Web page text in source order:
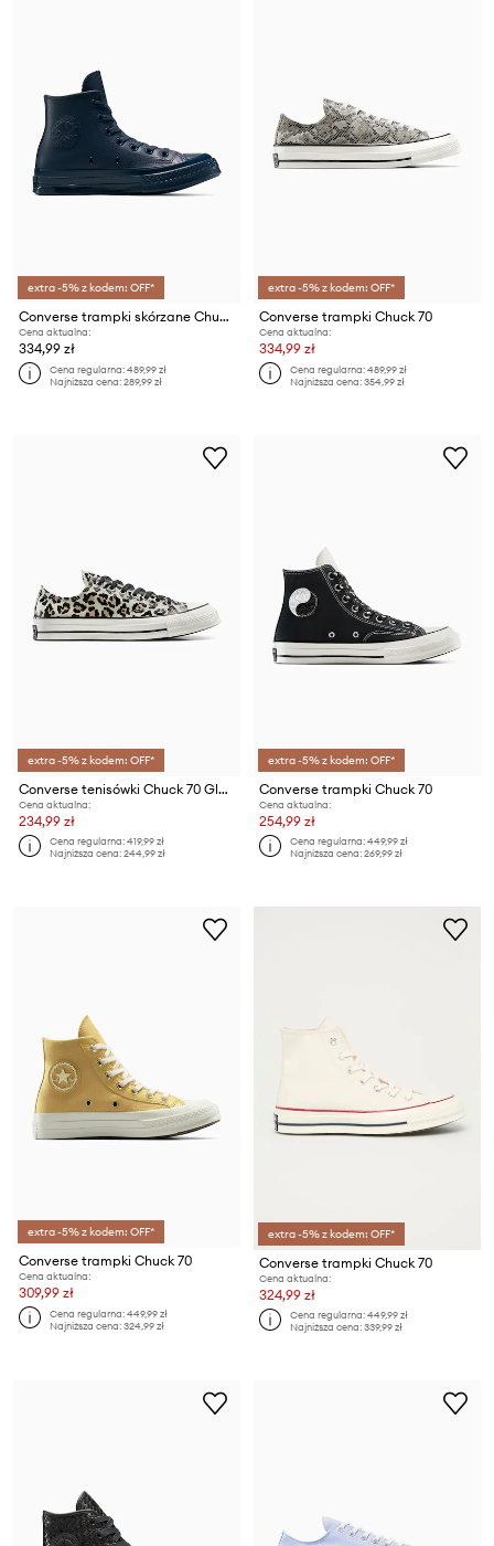
extra -5% z kodem: OFF*
Converse trampki skórzane Chuck 70
Cena aktualna:
334,99 zł
Cena regularna:489,99 zł
Najniższa cena:289,99 zł
extra -5% z kodem: OFF*
Converse trampki Chuck 70
Cena aktualna:
334,99 zł
Cena regularna:489,99 zł
Najniższa cena:354,99 zł
extra -5% z kodem: OFF*
Converse tenisówki Chuck 70 Glow In The Dark Leopard
Cena aktualna:
234,99 zł
Cena regularna:419,99 zł
Najniższa cena:244,99 zł
extra -5% z kodem: OFF*
Converse trampki Chuck 70
Cena aktualna:
254,99 zł
Cena regularna:449,99 zł
Najniższa cena:269,99 zł
extra -5% z kodem: OFF*
Converse trampki Chuck 70
Cena aktualna:
309,99 zł
Cena regularna:449,99 zł
Najniższa cena:324,99 zł
extra -5% z kodem: OFF*
Converse trampki Chuck 70
Cena aktualna:
324,99 zł
Cena regularna:449,99 zł
Najniższa cena:339,99 zł